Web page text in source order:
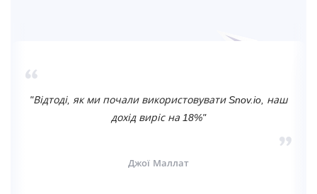
"Відтоді, як ми почали використовувати Snov.io, наш
дохід виріс на 18%"
Джої Маллат